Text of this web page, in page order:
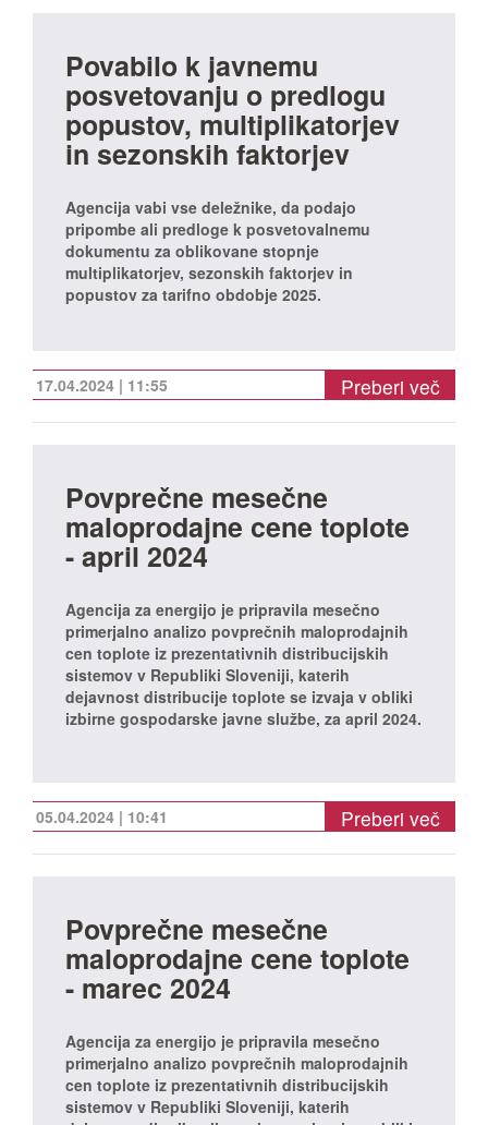
Povabilo k javnemu
posvetovanju o predlogu
popustov, multiplikatorjev
in sezonskih faktorjev
Agencija vabi vse deležnike, da podajo
pripombe ali predloge k posvetovalnemu
dokumentu za oblikovane stopnje
multiplikatorjev, sezonskih faktorjev in
popustov za tarifno obdobje 2025.
17.04.2024 | 11:55 Preberi več
Povprečne mesečne
maloprodajne cene toplote
- april 2024
Agencija za energijo je pripravila mesečno
primerjalno analizo povprečnih maloprodajnih
cen toplote iz prezentativnih distribucijskih
sistemov v Republiki Sloveniji, katerih
dejavnost distribucije toplote se izvaja v obliki
izbirne gospodarske javne službe, za april 2024.
05.04.2024 | 10:41 Preberi več
Povprečne mesečne
maloprodajne cene toplote
- marec 2024
Agencija za energijo je pripravila mesečno
primerjalno analizo povprečnih maloprodajnih
cen toplote iz prezentativnih distribucijskih
sistemov v Republiki Sloveniji, katerih